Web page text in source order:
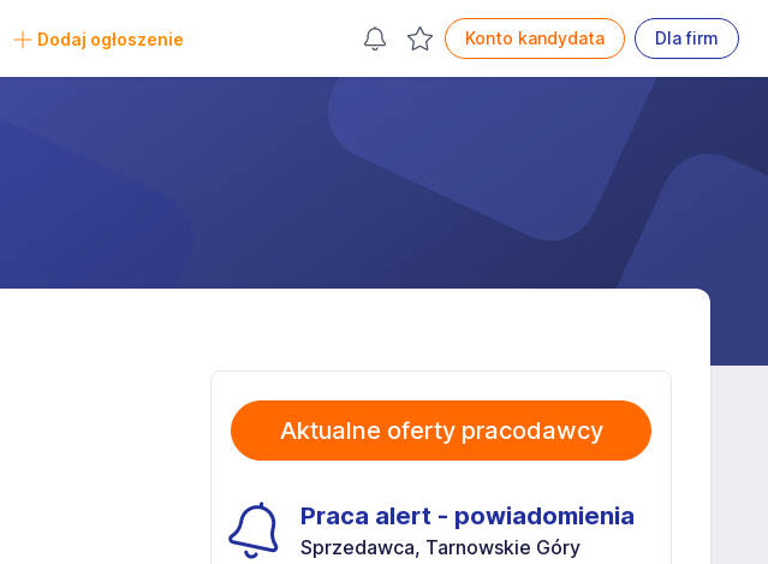
Dodaj ogłoszenie Konto kandydata Dla firm
Aktualne oferty pracodawcy
Praca alert - powiadomienia
Sprzedawca, Tarnowskie Góry